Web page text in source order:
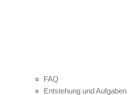
FAQ
Entstehung und Aufgaben